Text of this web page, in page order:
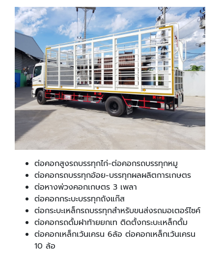
ต่อคอกสูงรถบรรทุกไก่-ต่อคอกรถบรรทุกหมู
ต่อคอกรถบรรทุกอ้อย-บรรทุกผลผลิตการเกษตร
ต่อหางพ่วงคอกเกษตร 3 เพลา
ต่อคอกกระบะบรรทุกถังแก๊ส
ต่อกระบะเหล็กรถบรรทุกสำหรับขนส่งรถมอเตอร์ไซค์
ต่อคอกรถดั้มฝาท้ายยกเท ติดตั้งกระบะเหล็กดั้ม
ต่อคอกเหล็กเว้นเครน 6ล้อ ต่อคอกเหล็กเว้นเครน
10 ล้อ